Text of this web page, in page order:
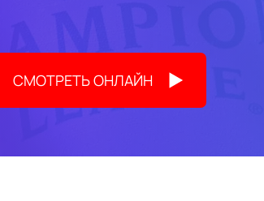
СМОТРЕТЬ ОНЛАЙН